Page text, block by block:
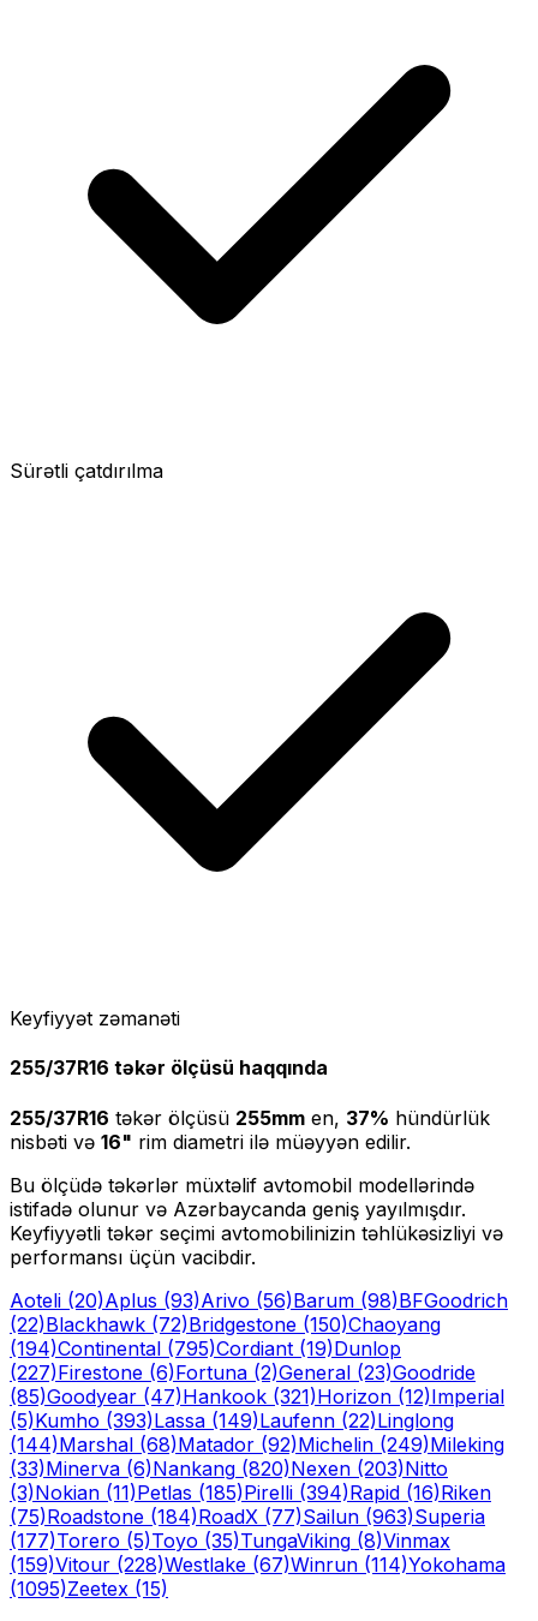
Sürətli çatdırılma
Keyfiyyət zəmanəti
255/37R16 təkər ölçüsü haqqında
255/37R16 təkər ölçüsü 255mm en, 37% hündürlük
nisbəti və 16" rim diametri ilə müəyyən edilir.
Bu ölçüdə təkərlər müxtəlif avtomobil modellərində
istifadə olunur və Azərbaycanda geniş yayılmışdır.
Keyfiyyətli təkər seçimi avtomobilinizin təhlükəsizliyi və
performansı üçün vacibdir.
Aoteli (20)Aplus (93)Arivo (56)Barum (98)BFGoodrich
(22)Blackhawk (72)Bridgestone (150)Chaoyang
(194)Continental (795)Cordiant (19)Dunlop
(227)Firestone (6)Fortuna (2)General (23)Goodride
(85)Goodyear (47)Hankook (321)Horizon (12)Imperial
(5)Kumho (393)Lassa (149)Laufenn (22)Linglong
(144)Marshal (68)Matador (92)Michelin (249)Mileking
(33)Minerva (6)Nankang (820)Nexen (203)Nitto
(3)Nokian (11)Petlas (185)Pirelli (394)Rapid (16)Riken
(75)Roadstone (184)RoadX (77)Sailun (963)Superia
(177)Torero (5)Toyo (35)TungaViking (8)Vinmax
(159)Vitour (228)Westlake (67)Winrun (114)Yokohama
(1095)Zeetex (15)